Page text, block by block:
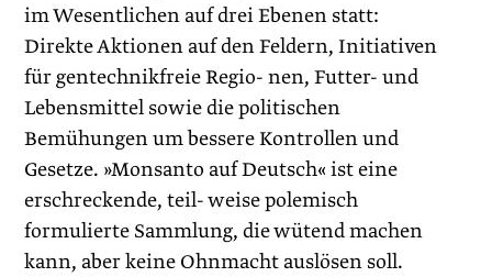
im Wesentlichen auf drei Ebenen statt:
Direkte Aktionen auf den Feldern, Initiativen
für gentechnikfreie Regio- nen, Futter- und
Lebensmittel sowie die politischen
Bemühungen um bessere Kontrollen und
Gesetze. »Monsanto auf Deutsch« ist eine
erschreckende, teil- weise polemisch
formulierte Sammlung, die wütend machen
kann, aber keine Ohnmacht auslösen soll.